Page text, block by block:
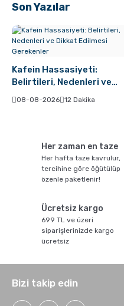
Son Yazılar
Kafein Hassasiyeti:
Belirtileri, Nedenleri ve
Dikkat Edilmesi Gerekenler
08-08-2026 12 Dakika
Her zaman en taze
Her hafta taze kavrulur,
tercihine göre öğütülüp
özenle paketlenir!
Ücretsiz kargo
699 TL ve üzeri
siparişlerinizde kargo
ücretsiz
Bizi takip edin